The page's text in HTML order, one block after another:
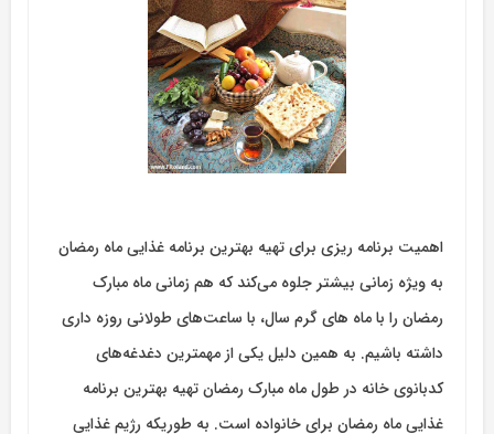
اهمیت برنامه ریزی برای تهیه بهترین برنامه غذایی ماه رمضان
به ویژه زمانی بیشتر جلوه می‌کند که هم زمانی ماه مبارک
رمضان را با ماه های گرم سال، با ساعت‌های طولانی روزه داری
داشته باشیم. به همین دلیل یکی از مهمترین دغدغه‌های
کدبانوی خانه در طول ماه مبارک رمضان تهیه بهترین برنامه
غذایی ماه رمضان برای خانواده است. به طوریکه رژیم غذایی